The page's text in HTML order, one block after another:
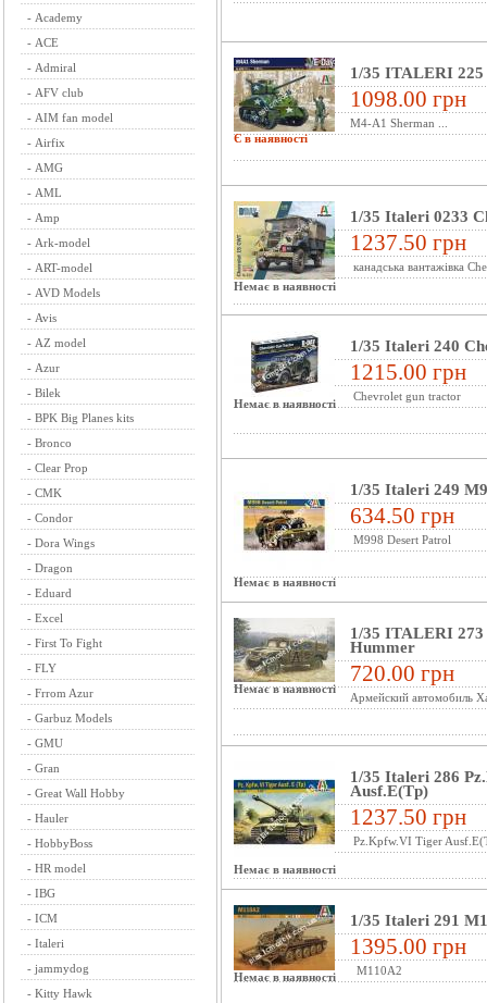
- Academy
- ACE
- Admiral
- AFV club
- AIM fan model
- Airfix
- AMG
- AML
- Amp
- Ark-model
- ART-model
- AVD Models
- Avis
- AZ model
- Azur
- Bilek
- BPK Big Planes kits
- Bronco
- Clear Prop
- CMK
- Condor
- Dora Wings
- Dragon
- Eduard
- Excel
- First To Fight
- FLY
- Frrom Azur
- Garbuz Models
- GMU
- Gran
- Great Wall Hobby
- Hauler
- HobbyBoss
- HR model
- IBG
- ICM
- Italeri
- jammydog
- Kitty Hawk
Є в наявності
1/35 ITALERI
1098.00 грн
M4-A1 Sherman ...
Немає в наявності
1/35 Italeri 0233
1237.50 грн
канадська вантажівка
Немає в наявності
1/35 Italeri 240
1215.00 грн
Chevrolet gun tractor
Немає в наявності
1/35 Italeri 249
634.50 грн
M998 Desert Patrol
Немає в наявності
1/35 ITALERI 273
Hummer
720.00 грн
Армейский автомобиль
Немає в наявності
1/35 Italeri 286
Ausf.E(Tp)
1237.50 грн
Pz.Kpfw.VI Tiger
Немає в наявності
1/35 Italeri 291
1395.00 грн
M110A2